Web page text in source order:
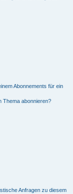
Abonnements für ein
Thema abonnieren?
Anfragen zu diesem